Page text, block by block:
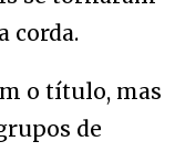
corda.
o título, mas
de